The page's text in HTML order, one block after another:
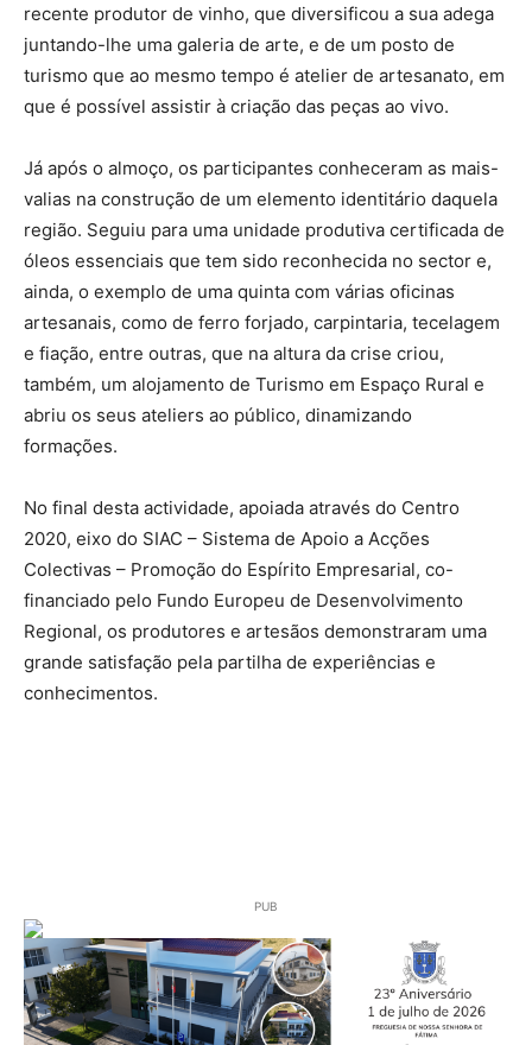
recente produtor de vinho, que diversificou a sua adega
juntando-lhe uma galeria de arte, e de um posto de
turismo que ao mesmo tempo é atelier de artesanato, em
que é possível assistir à criação das peças ao vivo.
Já após o almoço, os participantes conheceram as mais-
valias na construção de um elemento identitário daquela
região. Seguiu para uma unidade produtiva certificada de
óleos essenciais que tem sido reconhecida no sector e,
ainda, o exemplo de uma quinta com várias oficinas
artesanais, como de ferro forjado, carpintaria, tecelagem
e fiação, entre outras, que na altura da crise criou,
também, um alojamento de Turismo em Espaço Rural e
abriu os seus ateliers ao público, dinamizando
formações.
No final desta actividade, apoiada através do Centro
2020, eixo do SIAC – Sistema de Apoio a Acções
Colectivas – Promoção do Espírito Empresarial, co-
financiado pelo Fundo Europeu de Desenvolvimento
Regional, os produtores e artesãos demonstraram uma
grande satisfação pela partilha de experiências e
conhecimentos.
PUB